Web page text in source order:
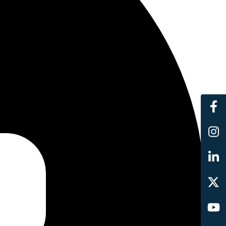
Mobilteile angemeldet sind, sofern die Basis und
Während eines Telefonats passt sich die
Entfernung zwischen Basis und Mobilteil an. Das
zur Basisstation, desto niedriger die Sendeleistung.
zu nutzen, kann der ECO-DECT-Modus bei Bedarf